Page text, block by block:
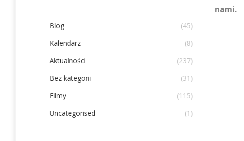
nami.
Blog
(45)
Kalendarz
(8)
Aktualności
(237)
Bez kategorii
(31)
Filmy
(115)
Uncategorised
(1)